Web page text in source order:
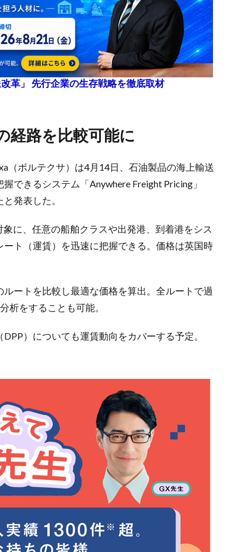
革」 先行企業の生存戦略を徹底取材
経路を比較可能に
（ボルテクサ）は4月14日、石油製品の海上輸送
できるシステム「Anywhere Freight Pricing」
発表した。
に、任意の船舶クラスや出発港、到着港をシス
ト（運賃）を迅速に把握できる。価格は英国時
ートを比較し最適な価格を算出。全ルートで過
析をすることも可能。
）についても運賃動向をカバーする予定。